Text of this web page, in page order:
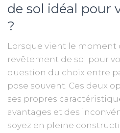
de sol idéal pour
?
Lorsque vient le moment
revêtement de sol pour
question du choix entre
pose souvent. Ces deux
ses propres
avantages et des
soyez en pleine